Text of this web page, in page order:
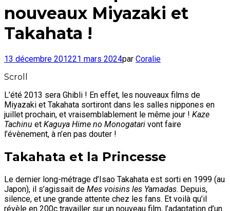
nouveaux Miyazaki et
Takahata !
13 décembre 201221 mars 2024par Coralie
Scroll
L’été 2013 sera Ghibli ! En effet, les nouveaux films de
Miyazaki et Takahata sortiront dans les salles nippones en
juillet prochain, et vraisemblablement le même jour ! Kaze
Tachinu et Kaguya Hime no Monogatari vont faire
l’évènement, à n’en pas douter !
Takahata et la Princesse
Le dernier long-métrage d’Isao Takahata est sorti en 1999 (au
Japon), il s’agissait de Mes voisins les Yamadas. Depuis,
silence, et une grande attente chez les fans. Et voilà qu’il
révèle en 200ç travailler sur un nouveau film, l’adaptation d’un